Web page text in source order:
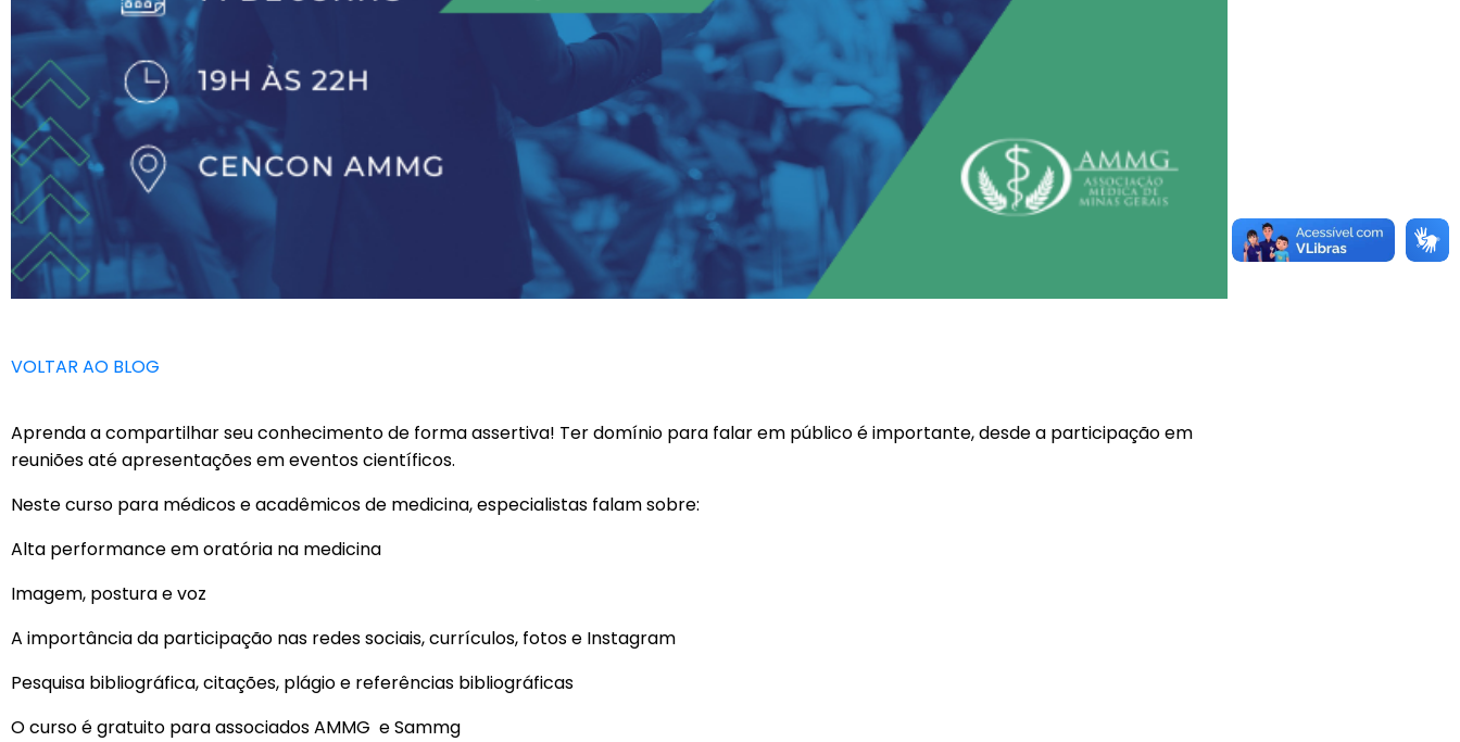
VOLTAR AO BLOG
Aprenda a compartilhar seu conhecimento de forma assertiva! Ter domínio para falar em público é importante, desde a participação em
reuniões até apresentações em eventos científicos.
Neste curso para médicos e acadêmicos de medicina, especialistas falam sobre:
Alta performance em oratória na medicina
Imagem, postura e voz
A importância da participação nas redes sociais, currículos, fotos e Instagram
Pesquisa bibliográfica, citações, plágio e referências bibliográficas
O curso é gratuito para associados AMMG e Sammg